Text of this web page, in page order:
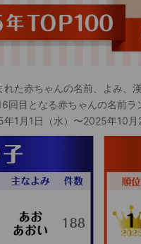
た赤ちゃんの名前、よみ、
回目となる赤ちゃんの名前
1月1日（水）〜2025年10月